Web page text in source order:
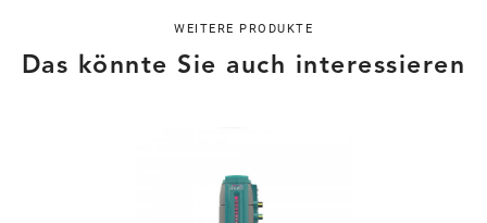
WEITERE PRODUKTE
Das könnte Sie auch interessieren